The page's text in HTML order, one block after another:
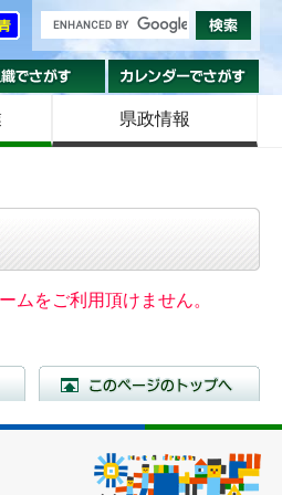
組織でさがす
県政情報
ムをご利用頂けません。
前のページに戻る